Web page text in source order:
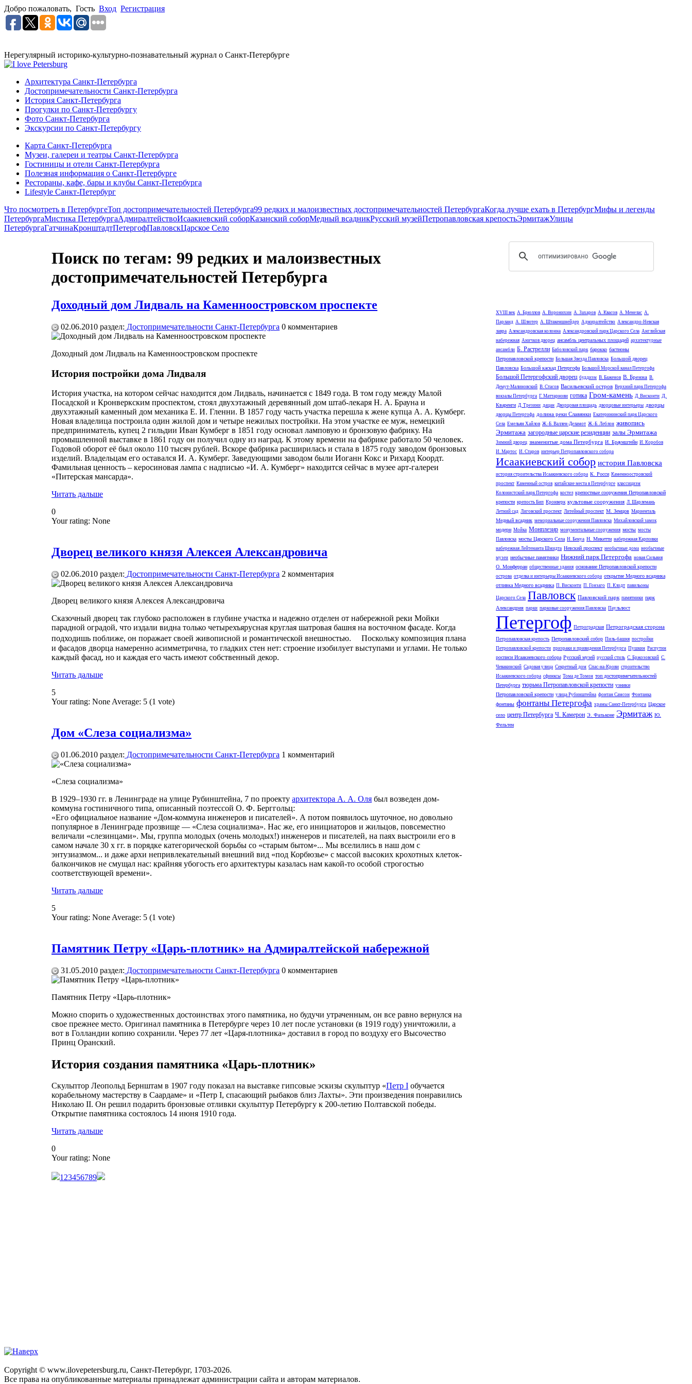
Добро пожаловать, Гость Вход Регистрация
Нерегулярный историко-культурно-познавательный журнал о Санкт-Петербурге
Архитектура Санкт-Петербурга
Достопримечательности Санкт-Петербурга
История Санкт-Петербурга
Прогулки по Санкт-Петербургу
Фото Санкт-Петербурга
Экскурсии по Санкт-Петербургу
Карта Санкт-Петербурга
Музеи, галереи и театры Санкт-Петербурга
Гостиницы и отели Санкт-Петербурга
Полезная информация о Санкт-Петербурге
Рестораны, кафе, бары и клубы Санкт-Петербурга
Lifestyle Санкт-Петербург
Что посмотреть в ПетербургеТоп достопримечательностей Петербурга99 редких и малоизвестных достопримечательностей ПетербургаКогда лучше ехать в ПетербургМифы и легенды
ПетербургаМистика ПетербургаАдмиралтействоИсаакиевский соборКазанский соборМедный всадникРусский музейПетропавловская крепостьЭрмитажУлицы
ПетербургаГатчинаКронштадтПетергофПавловскЦарское Село
Поиск по тегам: 99 редких и малоизвестных
достопримечательностей Петербурга
Доходный дом Лидваль на Каменноостровском проспекте
02.06.2010 раздел: Достопримечательности Санкт-Петербурга 0 комментариев
Доходный дом Лидваль на Каменноостровском проспекте
История постройки дома Лидваля
История участка, на котором сейчас находится дом Лидваль, начинается с 1849 года. В том году между Малой
Посадской и Кронверкским проспектом, стоял двухэтажный деревянный дом штаб-лекаря Н. А. Брауна и
двухэтажный каменный дом механика Е. И. Гленни. В 1857 году часть участка перешла к жене купца А. А. Кумберг.
Новая владелица построила один жилой дом и четыре нежилых постройки. На этом участке ее муж, немецкий
предприниматель, купец 2 гильдии Иван Кумберг в 1851 году основал ламповую и бронзовую фабрику. На
промышленной выставке в 1861 году он получил одну из наград. К этому времени на фабрике работало 50 человек.
Годовой оборот её был около 110 тысяч рублей. Вскоре фабрика расширилась и стала в 1875 году заводом бронзовых
изделий. Владельцам его оставался И. А. Кумберг. Заведующими заводом были Иоганн Кокс и Рихард Коордт.
Фамильная ценность – керосиновая лампа с надписью «И. А. Кумберг» находится сейчас в музее арт-галереи
«Питерская мансарда».
Читать дальше
0
Your rating: None
Дворец великого князя Алексея Александровича
02.06.2010 раздел: Достопримечательности Санкт-Петербурга 2 комментария
Дворец великого князя Алексея Александровича
Сказочный дворец так глубоко расположен в глубине участка и надежно отделен от набережной реки Мойки
парадной оградой, что издали видна только четырехъярусная круглая шатровая башня на восточном фасаде. Когда
подходишь поближе, он поражает своей живописной и романтической внешностью. Поскольку композиция плана
и фасадов дворца намеренно асимметрична, то гладких стен нет: строение изобилует выступами и углами. Не только
каждый фасад, но и каждая его часть имеют собственный декор.
Читать дальше
5
Your rating: None Average: 5 (1 vote)
Дом «Слеза социализма»
01.06.2010 раздел: Достопримечательности Санкт-Петербурга 1 комментарий
«Слеза социализма»
В 1929–1930 гг. в Ленинграде на улице Рубинштейна, 7 по проекту архитектора А. А. Оля был возведен дом-
коммуна гостиничного типа, описанный поэтессой О. Ф. Берггольц:
«Его официальное название «Дом-коммуна инженеров и писателей». А потом появилось шуточное, но довольно
популярное в Ленинграде прозвище — «Слеза социализма». Нас же, его инициаторов и жильцов, повсеместно
величали «слезинцами». Мы, группа молодых (очень молодых!) инженеров и писателей, на паях выстроили его в
самом начале 30 х гг. в порядке категорической борьбы со «старым бытом»... Мы вселились в наш дом с
энтузиазмом... и даже архи непривлекательный внешний вид «под Корбюзье» с массой высоких крохотных клеток-
балкончиков не смущал нас: крайняя убогость его архитектуры казалась нам какой-то особой строгостью
соответствующей времени».
Читать дальше
5
Your rating: None Average: 5 (1 vote)
Памятник Петру «Царь-плотник» на Адмиралтейской набережной
31.05.2010 раздел: Достопримечательности Санкт-Петербурга 0 комментариев
Памятник Петру «Царь-плотник»
Можно спорить о художественных достоинствах этого памятника, но будучи утраченным, он все равно вернулся на
свое прежнее место. Оригинал памятника в Петербурге через 10 лет после установки (в 1919 году) уничтожили, а
вот в Голландии копию сохранили. Через 77 лет «Царя-плотника» доставил в город по воздуху его Высочество
Принц Оранский.
История создания памятника «Царь-плотник»
Скульптор Леопольд Бернштам в 1907 году показал на выставке гипсовые эскизы скульптур «Петр I обучается
корабельному мастерству в Саардаме» и «Петр I, спасающий рыбаков близ Лахты». Эти произведения понравились
Николаю II. Он решил подарить бронзовые отливки скульптур Петербургу к 200-летию Полтавской победы.
Открытие памятника состоялось 14 июня 1910 года.
Читать дальше
0
Your rating: None
123456789
XVIII век А. Брюллов А. Воронихин А. Захаров А. Квасов А. Менелас А.
Парланд А. Шлютер А. Штакеншнейдер Адмиралтейство Александро-Невская
лавра Александровская колонна Александровский парк Царского Села Английская
набережная Аничков дворец ансамбль центральных площадей архитектурные
ансамбли Б. Растрелли Баболовский парк барокко бастионы
Петропавловской крепости Большая Звезда Павловска Большой дворец
Павловска Большой каскад Петергофа Большой Морской канал Петергофа
Большой Петергофский дворец буддизм В. Баженов В. Бренна В.
Демут-Малиновский В. Стасов Васильевский остров Верхний парк Петергофа
вокзалы Петербурга Г. Маттарнови готика Гром-камень Д. Висконти Д.
Кваренги Д. Трезини дацан Дворцовая площадь дворцовые интерьеры дворцы
дворцы Петергофа долина реки Славянки Екатерининский парк Царского
Села Емельян Хайлов Ж.-Б. Валлен-Деламот Ж.-Б. Леблон живопись
Эрмитажа загородные царские резиденции залы Эрмитажа
Зимний дворец знаменитые дома Петербурга И. Браунштейн И. Коробов
И. Мартос И. Старов интерьер Петропавловского собора
Исаакиевский собор история Павловска
история строительства Исаакиевского собора К. Росси Каменноостровский
проспект Каменный остров китайские места в Петербурге классицизм
Колонистский парк Петергофа костел крепостные сооружения Петропавловской
крепости крепость Бип Кронверк культовые сооружения Л. Шарлемань
Летний сад Лиговский проспект Литейный проспект М. Земцов Мариенталь
Медный всадник мемориальные сооружения Павловска Михайловский замок
модерн Мойка Монплезир монументальные сооружения мосты мосты
Павловска мосты Царского Села Н. Бенуа Н. Микетти набережная Карповки
набережная Лейтенанта Шмидта Невский проспект необычные дома необычные
музеи необычные памятники Нижний парк Петергофа новая Сильвия
О. Монферран общественные здания основание Петропавловской крепости
острова отделка и интерьеры Исаакиевского собора открытие Медного всадника
отливка Медного всадника П. Висконти П. Гонзаго П. Клодт павильоны
Царского Села Павловск Павловский парк памятники парк
Александрия парки парковые сооружения Павловска Паульлюст
Петергоф Петроградская Петроградская сторона
Петропавловская крепость Петропавловский собор Пиль-башня постройки
Петропавловской крепости призраки и привидения Петербурга Пушкин Распутин
росписи Исаакиевского собора Русский музей русский стиль С. Бржозовский С.
Чевакинский Садовая улица Секретный дом Спас-на-Крови строительство
Исаакиевского собора сфинксы Тома де Томон топ достопримечательностей
Петербурга тюрьма Петропавловской крепости узники
Петропавловской крепости улица Рубинштейна фонтан Самсон Фонтанка
фонтаны фонтаны Петергофа храмы Санкт-Петербурга Царское
село центр Петербурга Ч. Камерон Э. Фальконе Эрмитаж Ю.
Фельтен
Copyright © www.ilovepetersburg.ru, Санкт-Петербург, 1703-2026.
Все права на опубликованные материалы принадлежат администрации сайта и авторам материалов.